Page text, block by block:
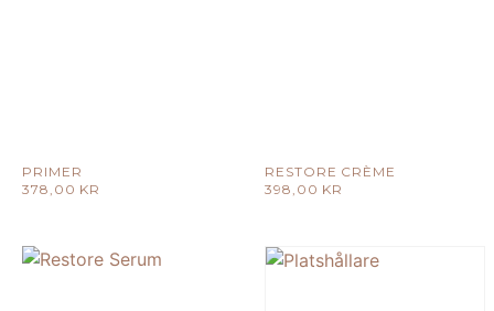
PRIMER
378,00 KR
RESTORE CRÈME
398,00 KR